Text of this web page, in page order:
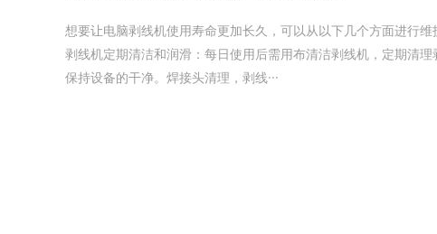
想要让电脑剥线机使用寿命更加长久，可以从以下几个方面进行
剥线机定期清洁和润滑‌：每日使用后需用布清洁剥线机，定期清理
保持设备的干净。焊接头清理，剥线···